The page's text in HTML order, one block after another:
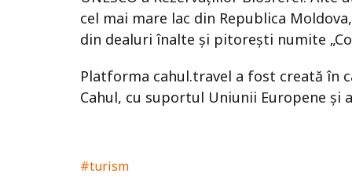
cel mai mare lac din Republica
din dealuri înalte și pitorești numite
Platforma cahul.travel a fost creată în
Cahul, cu suportul Uniunii Europene și
#turism